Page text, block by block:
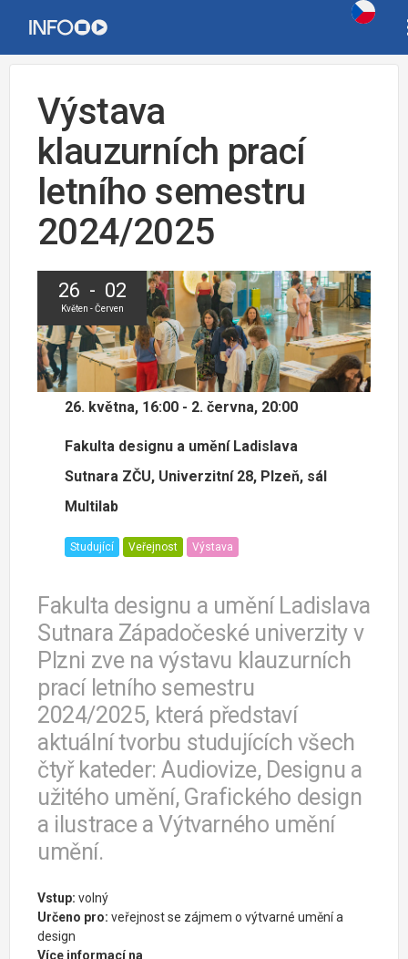
Výstava
klauzurních prací
letního semestru
2024/2025
26 - 02
Květen - Červen
26. května, 16:00 - 2. června, 20:00
Fakulta designu a umění Ladislava
Sutnara ZČU, Univerzitní 28, Plzeň, sál
Multilab
Studující Veřejnost Výstava
Fakulta designu a umění Ladislava
Sutnara Západočeské univerzity v
Plzni zve na výstavu klauzurních
prací letního semestru
2024/2025, která představí
aktuální tvorbu studujících všech
čtyř kateder: Audiovize, Designu a
užitého umění, Grafického design
a ilustrace a Výtvarného umění
umění.
Vstup: volný
Určeno pro: veřejnost se zájmem o výtvarné umění a
design
Více informací na